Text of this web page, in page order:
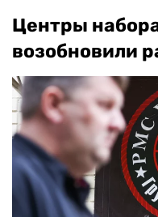
Центры
возобновили